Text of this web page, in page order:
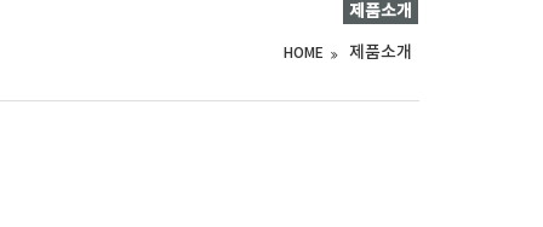
HOME 제품소개
제품소개